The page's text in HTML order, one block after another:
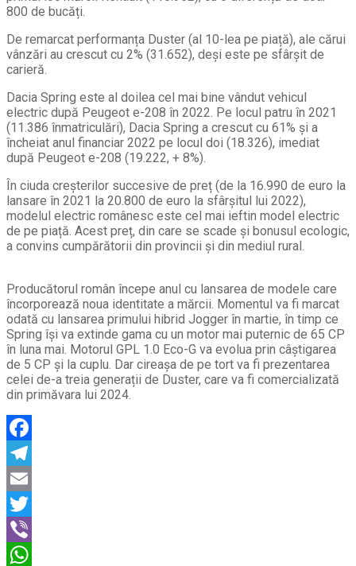
800 de bucăți.
De remarcat performanța Duster (al 10-lea pe piață), ale cărui
vânzări au crescut cu 2% (31.652), deși este pe sfârșit de
carieră.
Dacia Spring este al doilea cel mai bine vândut vehicul
electric după Peugeot e-208 în 2022. Pe locul patru în 2021
(11.386 înmatriculări), Dacia Spring a crescut cu 61% și a
încheiat anul financiar 2022 pe locul doi (18.326), imediat
după Peugeot e-208 (19.222, + 8%).
În ciuda creșterilor succesive de preț (de la 16.990 de euro la
lansare în 2021 la 20.800 de euro la sfârșitul lui 2022),
modelul electric românesc este cel mai ieftin model electric
de pe piață. Acest preț, din care se scade și bonusul ecologic,
a convins cumpărătorii din provincii și din mediul rural.
Producătorul român începe anul cu lansarea de modele care
încorporează noua identitate a mărcii. Momentul va fi marcat
odată cu lansarea primului hibrid Jogger în martie, în timp ce
Spring își va extinde gama cu un motor mai puternic de 65 CP
în luna mai. Motorul GPL 1.0 Eco-G va evolua prin câștigarea
de 5 CP și la cuplu. Dar cireașa de pe tort va fi prezentarea
celei de-a treia generații de Duster, care va fi comercializată
din primăvara lui 2024.